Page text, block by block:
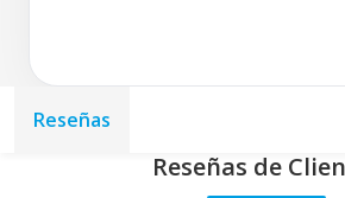
Reseñas
Reseñas de